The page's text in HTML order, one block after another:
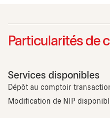
Particularités de
Services disponibles
Dépôt au comptoir
Modification de NIP